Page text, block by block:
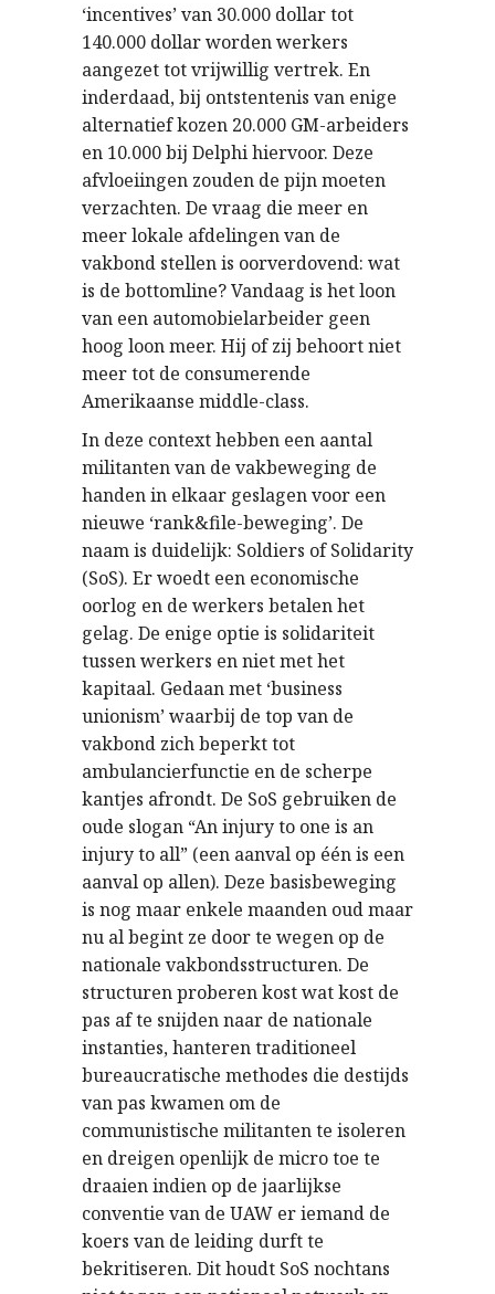
‘incentives’ van 30.000 dollar tot
140.000 dollar worden werkers
aangezet tot vrijwillig vertrek. En
inderdaad, bij ontstentenis van enige
alternatief kozen 20.000 GM-arbeiders
en 10.000 bij Delphi hiervoor. Deze
afvloeiingen zouden de pijn moeten
verzachten. De vraag die meer en
meer lokale afdelingen van de
vakbond stellen is oorverdovend: wat
is de bottomline? Vandaag is het loon
van een automobielarbeider geen
hoog loon meer. Hij of zij behoort niet
meer tot de consumerende
Amerikaanse middle-class.
In deze context hebben een aantal
militanten van de vakbeweging de
handen in elkaar geslagen voor een
nieuwe ‘rank&file-beweging’. De
naam is duidelijk: Soldiers of Solidarity
(SoS). Er woedt een economische
oorlog en de werkers betalen het
gelag. De enige optie is solidariteit
tussen werkers en niet met het
kapitaal. Gedaan met ‘business
unionism’ waarbij de top van de
vakbond zich beperkt tot
ambulancierfunctie en de scherpe
kantjes afrondt. De SoS gebruiken de
oude slogan “An injury to one is an
injury to all” (een aanval op één is een
aanval op allen). Deze basisbeweging
is nog maar enkele maanden oud maar
nu al begint ze door te wegen op de
nationale vakbondsstructuren. De
structuren proberen kost wat kost de
pas af te snijden naar de nationale
instanties, hanteren traditioneel
bureaucratische methodes die destijds
van pas kwamen om de
communistische militanten te isoleren
en dreigen openlijk de micro toe te
draaien indien op de jaarlijkse
conventie van de UAW er iemand de
koers van de leiding durft te
bekritiseren. Dit houdt SoS nochtans